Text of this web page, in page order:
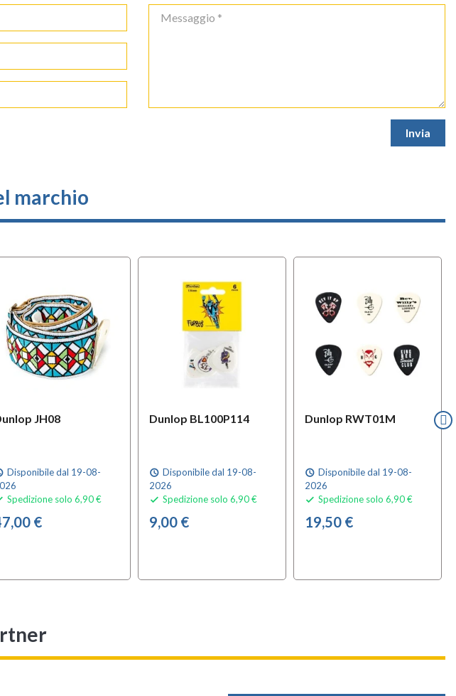
marchio
JH08
Disponibile dal 19-08-
Spedizione solo 6,90 €
€
Dunlop BL100P114
schedule Disponibile dal 19-08-
2026
 Spedizione solo 6,90 €
9,00 €
Dunlop RWT01M
schedule Disponibile dal 19-08-
2026
 Spedizione solo 6,90 €
19,50 €